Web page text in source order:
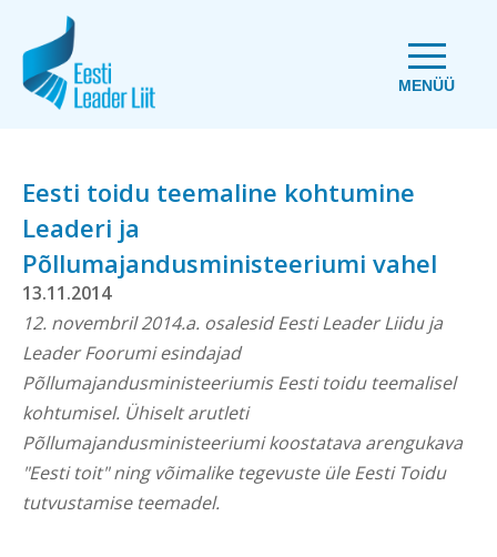
MENÜÜ
Eesti toidu teemaline kohtumine
Leaderi ja
Põllumajandusministeeriumi vahel
13.11.2014
12. novembril 2014.a. osalesid Eesti Leader Liidu ja
Leader Foorumi esindajad
Põllumajandusministeeriumis Eesti toidu teemalisel
kohtumisel. Ühiselt arutleti
Põllumajandusministeeriumi koostatava arengukava
"Eesti toit" ning võimalike tegevuste üle Eesti Toidu
tutvustamise teemadel.